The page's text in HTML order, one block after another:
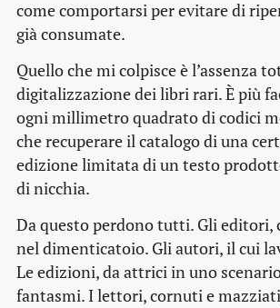
come comportarsi per evitare di
già consumate.
Quello che mi colpisce è l’assenza
digitalizzazione dei libri rari. È più
ogni millimetro quadrato di codici
che recuperare il catalogo di una
edizione limitata di un testo
di nicchia.
Da questo perdono tutti. Gli editori,
nel dimenticatoio. Gli autori, il cui
Le edizioni, da attrici in uno
fantasmi. I lettori, cornuti e